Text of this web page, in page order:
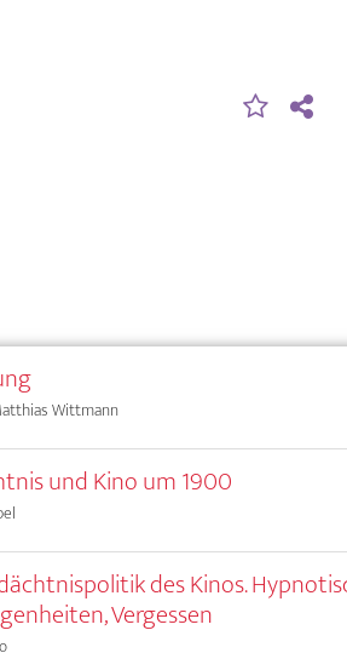
Wittmann
und Kino um 1900
des Kinos.
Vergessen